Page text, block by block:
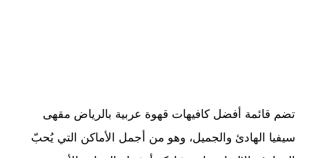
تضم قائمة أفضل كافيهات قهوة عربية بالرياض مقهى
سيفيا الهادئ والجميل، وهو من أجمل الأماكن التي يُحبّ